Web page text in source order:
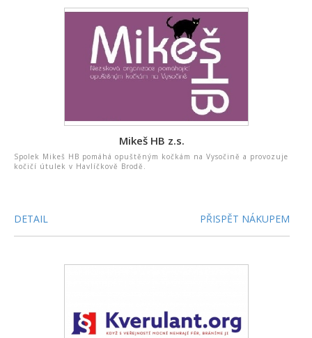
Mikeš HB z.s.
Spolek Mikeš HB pomáhá opuštěným kočkám na Vysočině a provozuje
kočičí útulek v Havlíčkově Brodě.
DETAIL PŘISPĚT NÁKUPEM